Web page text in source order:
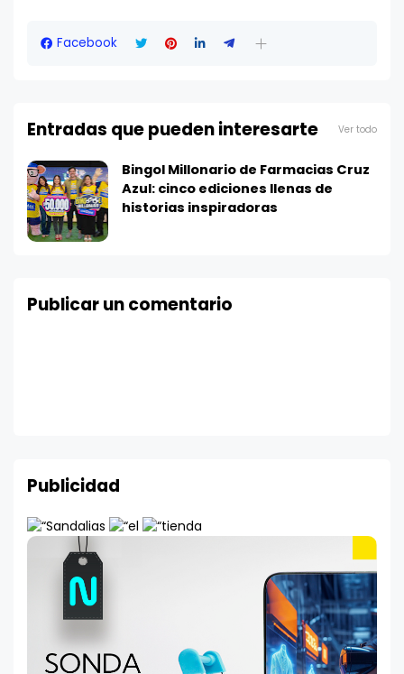
Facebook
Entradas que pueden interesarte Ver todo
Bingol Millonario de Farmacias Cruz
Azul: cinco ediciones llenas de
historias inspiradoras
Publicar un comentario
Publicidad